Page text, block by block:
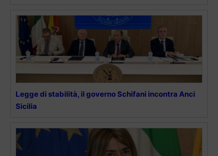
Legge di stabilità, il governo Schifani incontra Anci
Sicilia